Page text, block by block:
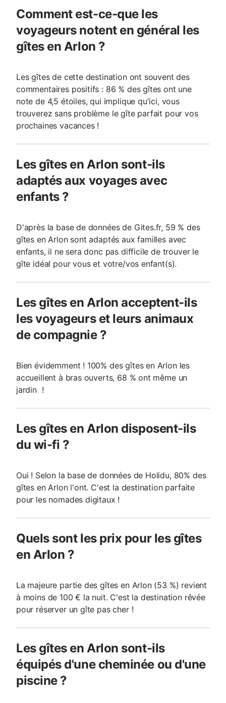
Comment est-ce-que les
voyageurs notent en général les
gîtes en Arlon ?
Les gîtes de cette destination ont souvent des
commentaires positifs : 86 % des gîtes ont une
note de 4,5 étoiles, qui implique qu'ici, vous
trouverez sans problème le gîte parfait pour vos
prochaines vacances !
Les gîtes en Arlon sont-ils
adaptés aux voyages avec
enfants ?
D'après la base de données de Gites.fr, 59 % des
gîtes en Arlon sont adaptés aux familles avec
enfants, il ne sera donc pas difficile de trouver le
gîte idéal pour vous et votre/vos enfant(s).
Les gîtes en Arlon acceptent-ils
les voyageurs et leurs animaux
de compagnie ?
Bien évidemment ! 100% des gîtes en Arlon les
accueillent à bras ouverts, 68 % ont même un
jardin !
Les gîtes en Arlon disposent-ils
du wi-fi ?
Oui ! Selon la base de données de Holidu, 80% des
gîtes en Arlon l'ont. C'est la destination parfaite
pour les nomades digitaux !
Quels sont les prix pour les gîtes
en Arlon ?
La majeure partie des gîtes en Arlon (53 %) revient
à moins de 100 € la nuit. C'est la destination rêvée
pour réserver un gîte pas cher !
Les gîtes en Arlon sont-ils
équipés d'une cheminée ou d'une
piscine ?